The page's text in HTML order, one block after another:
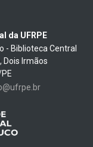
da UFRPE
- Biblioteca Central
Dois Irmãos